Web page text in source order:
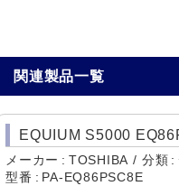
関連製品一覧
EQUIUM S5000
メーカー TOSHIBA 分類
型番
PA-EQ86PSC8E